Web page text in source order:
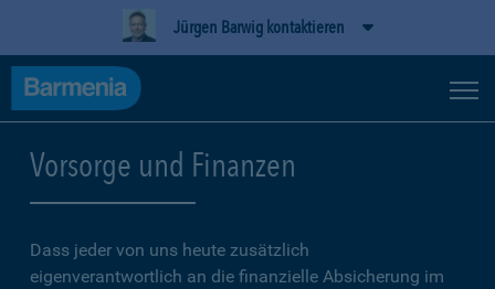
Jürgen Barwig kontaktieren
Vorsorge und Finanzen
Dass jeder von uns heute zusätzlich
eigenverantwortlich an die finanzielle Absicherung im